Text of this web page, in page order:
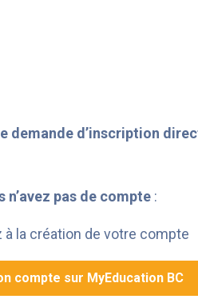
demande d’inscription
n’avez pas de compte :
à la création de votre compte
compte sur MyEducation BC